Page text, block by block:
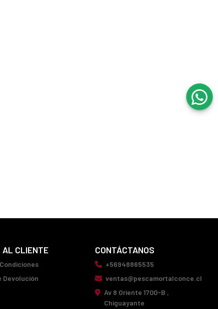
AL CLIENTE
Devolución
CONTÁCTANOS
+56948865535
ventas@pescamortalconce.cl
Av 8 Oriente 1700-B ,
Chiguayante